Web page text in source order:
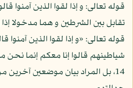
قوله تعالى: و إذا لقوا الذين آمنوا
تقابل بين الشرطين و هما مدخولا
قوله تعالى: «و إذا لقوا الذين آمنوا
شياطينهم قالوا إنا معكم إنما نحن
14، بل المراد بيان موضعين